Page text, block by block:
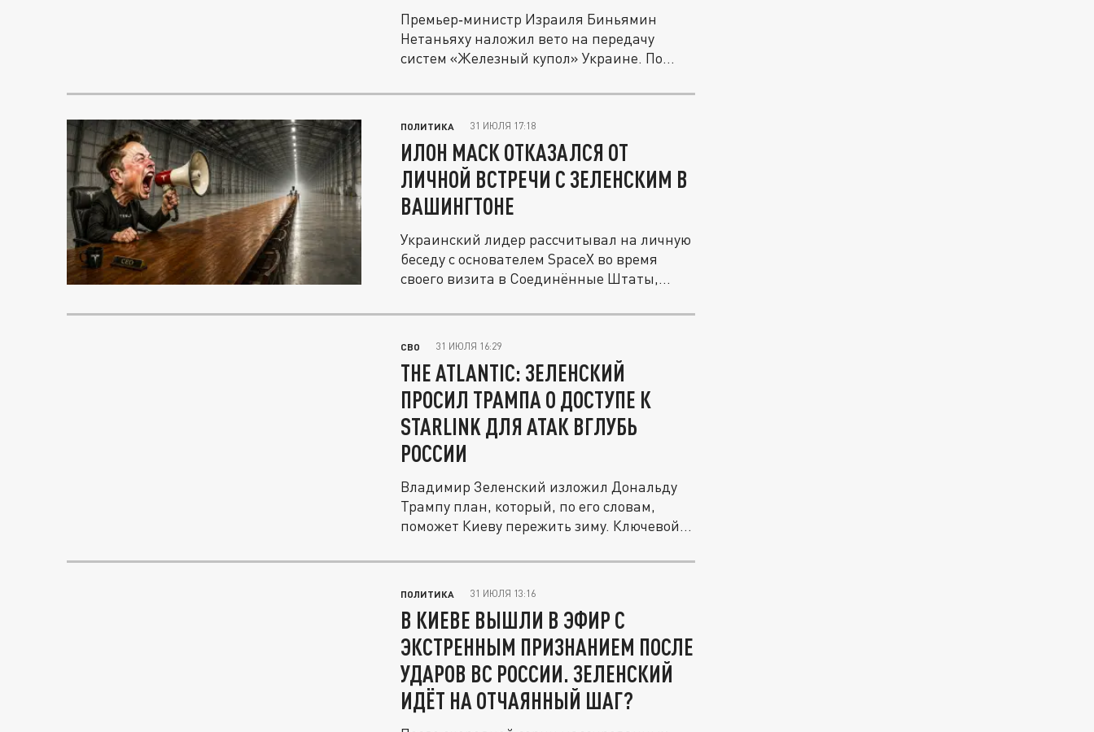
Премьер‑министр Израиля Биньямин
Нетаньяху наложил вето на передачу
систем «Железный купол» Украине. По
ПОЛИТИКА 31 ИЮЛЯ 17:18
ИЛОН МАСК ОТКАЗАЛСЯ ОТ
ЛИЧНОЙ ВСТРЕЧИ С ЗЕЛЕНСКИМ В
ВАШИНГТОНЕ
Украинский лидер рассчитывал на личную
беседу с основателем SpaceX во время
своего визита в Соединённые Штаты,...
СВО 31 ИЮЛЯ 16:29
THE ATLANTIC: ЗЕЛЕНСКИЙ
ПРОСИЛ ТРАМПА О ДОСТУПЕ К
STARLINK ДЛЯ АТАК ВГЛУБЬ
РОССИИ
Владимир Зеленский изложил Дональду
Трампу план, который, по его словам,
поможет Киеву пережить зиму. Ключевой...
ПОЛИТИКА 31 ИЮЛЯ 13:16
В КИЕВЕ ВЫШЛИ В ЭФИР С
ЭКСТРЕННЫМ ПРИЗНАНИЕМ ПОСЛЕ
УДАРОВ ВС РОССИИ. ЗЕЛЕНСКИЙ
ИДЁТ НА ОТЧАЯННЫЙ ШАГ?